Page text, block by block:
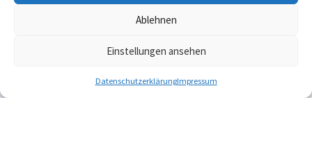
Ablehnen
Einstellungen ansehen
DatenschutzerklärungImpressum